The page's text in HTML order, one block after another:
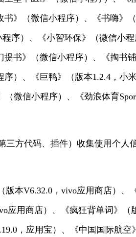
》（微信小程序）、《书嗨》（
序）、《小智环保》（微信小
书》（微信小程序）、《掏书
）、《巨鸭》（版本1.2.4，小米
（微信小程序）、《劲浪体育
三方代码、插件）收集使用个人
版本V6.32.0，vivo应用商店）、
应用商店）、《疯狂背单词》（
，应用宝）、《中国国际航空